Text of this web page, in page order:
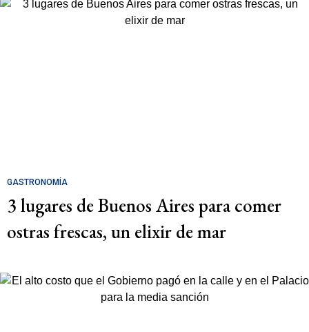
GASTRONOMÍA
3 lugares de Buenos Aires para comer
ostras frescas, un elixir de mar